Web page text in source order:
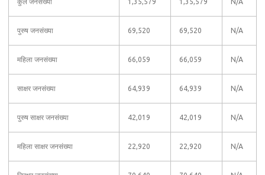
पुरुष जनसंख्या 69,520 69,520 N/A
महिला जनसंख्या 66,059 66,059 N/A
साक्षर जनसंख्या 64,939 64,939 N/A
पुरुष साक्षर जनसंख्या 42,019 42,019 N/A
महिला साक्षर जनसंख्या 22,920 22,920 N/A